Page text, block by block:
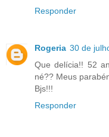
Responder
Rogeria 30 de
Que delícia!! 52
né?? Meus
Bjs!!!
Responder